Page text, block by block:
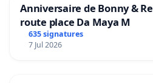
Anniversaire de Bonny &
route place Da Maya M
635 signatures
7 Jul 2026